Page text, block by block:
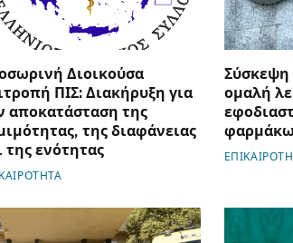
Διοικούσα
ΠΙΣ: Διακήρυξη για
αποκατάσταση της
της διαφάνειας
της ενότητας
Σύσκεψη
ομαλή